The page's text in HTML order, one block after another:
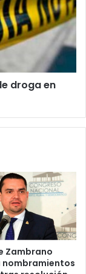
droga en
Zambrano
nombramientos